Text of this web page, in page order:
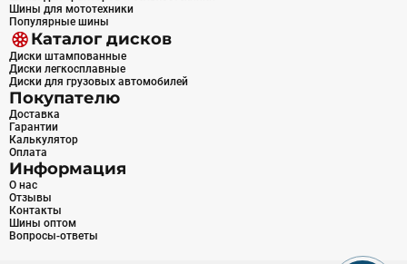
Шины для мототехники
Популярные шины
Каталог дисков
Диски штампованные
Диски легкосплавные
Диски для грузовых автомобилей
Покупателю
Доставка
Гарантии
Калькулятор
Оплата
Информация
О нас
Отзывы
Контакты
Шины оптом
Вопросы-ответы